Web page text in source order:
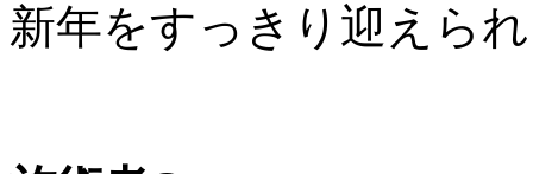
新年をすっきり迎えら